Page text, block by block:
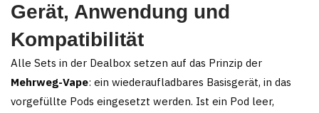
Gerät, Anwendung und
Kompatibilität
Alle Sets in der Dealbox setzen auf das Prinzip der
Mehrweg-Vape: ein wiederaufladbares Basisgerät, in das
vorgefüllte Pods eingesetzt werden. Ist ein Pod leer,